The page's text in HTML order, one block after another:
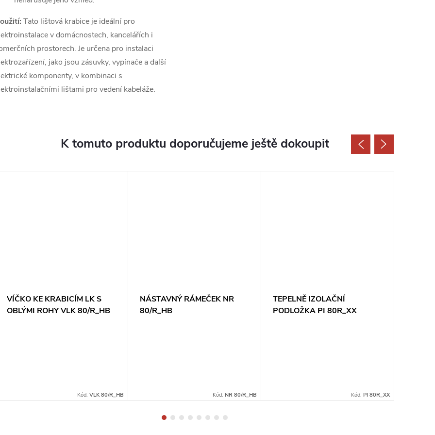
Tato lištová krabice je ideální pro
v domácnostech, kancelářích i
prostorech. Je určena pro instalaci
jako jsou zásuvky, vypínače a další
komponenty, v kombinaci s
lištami pro vedení kabeláže.
K tomuto produktu doporučujeme ještě dokoupit
VÍČKO KE KRABICÍM LK S
OBLÝMI ROHY VLK 80/R_HB
Kód: VLK 80/R_HB
NÁSTAVNÝ RÁMEČEK NR
80/R_HB
Kód: NR 80/R_HB
TEPELNĚ IZOLAČNÍ
PODLOŽKA PI 80R_XX
Kód: PI 80R_XX